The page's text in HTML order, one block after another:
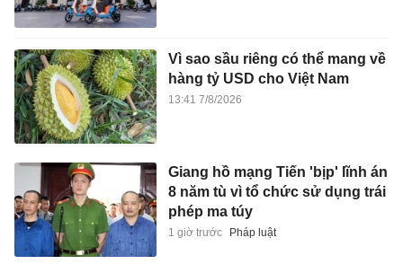
Vì sao sầu riêng có thể mang về
hàng tỷ USD cho Việt Nam
13:41 7/8/2026
Giang hồ mạng Tiến 'bịp' lĩnh án
8 năm tù vì tổ chức sử dụng trái
phép ma túy
1 giờ trước Pháp luật